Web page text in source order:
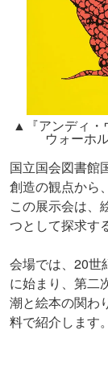
▲『アンディ・
ウォーホ
国立国会図書館
創造の観点から
この展示会は、
つとして探求す
会場では、20世
に始まり、第二
潮と絵本の関わ
料で紹介します。